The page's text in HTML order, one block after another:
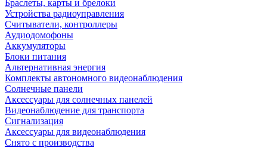
Браслеты, карты и брелоки
Устройства радиоуправления
Считыватели, контроллеры
Аудиодомофоны
Аккумуляторы
Блоки питания
Альтернативная энергия
Комплекты автономного видеонаблюдения
Солнечные панели
Аксессуары для солнечных панелей
Видеонаблюдение для транспорта
Сигнализация
Аксессуары для видеонаблюдения
Снято с производства